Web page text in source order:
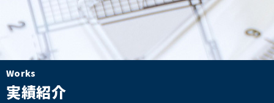
About us
リフォーム品目
介護リフォーム
Works
実績紹介